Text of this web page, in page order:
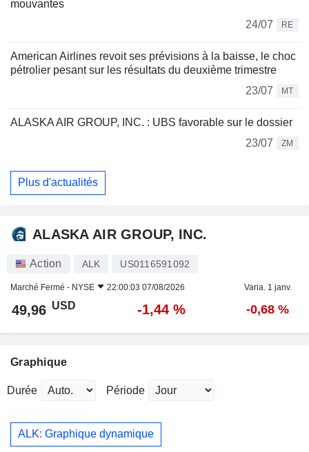
mouvantes
24/07
RE
American Airlines revoit ses prévisions à la baisse, le choc
pétrolier pesant sur les résultats du deuxième trimestre
23/07
MT
ALASKA AIR GROUP, INC. : UBS favorable sur le dossier
23/07
ZM
Plus d'actualités
ALASKA AIR GROUP, INC.
Action ALK US0116591092
Marché Fermé - NYSE 22:00:03 07/08/2026 Varia. 1 janv.
49,96 USD -1,44 % -0,68 %
Graphique
Durée Période
ALK: Graphique dynamique